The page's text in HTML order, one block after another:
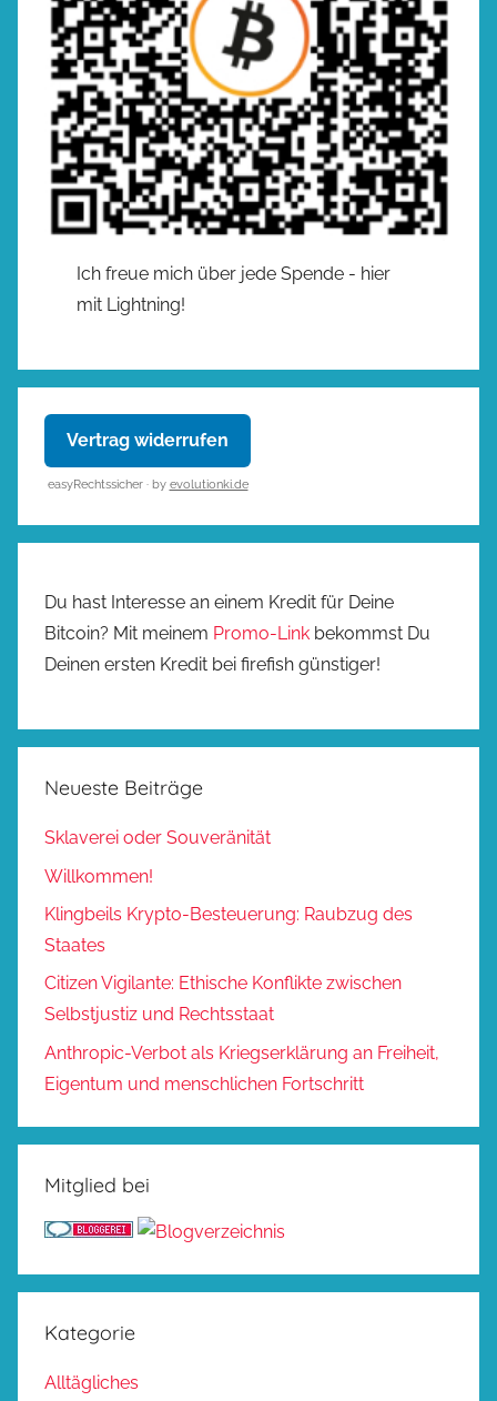
Ich freue mich über jede Spende - hier
mit Lightning!
Vertrag widerrufen
easyRechtssicher · by evolutionki.de
Du hast Interesse an einem Kredit für Deine
Bitcoin? Mit meinem Promo-Link bekommst Du
Deinen ersten Kredit bei firefish günstiger!
Neueste Beiträge
Sklaverei oder Souveränität
Willkommen!
Klingbeils Krypto-Besteuerung: Raubzug des
Staates
Citizen Vigilante: Ethische Konflikte zwischen
Selbstjustiz und Rechtsstaat
Anthropic-Verbot als Kriegserklärung an Freiheit,
Eigentum und menschlichen Fortschritt
Mitglied bei
Kategorie
Alltägliches